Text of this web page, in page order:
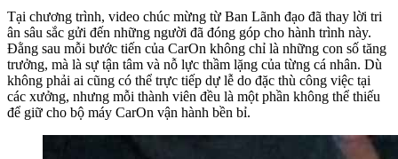
Tại chương trình, video chúc mừng từ Ban Lãnh đạo đã thay lời tri
ân sâu sắc gửi đến những người đã đóng góp cho hành trình này.
Đằng sau mỗi bước tiến của CarOn không chỉ là những con số tăng
trưởng, mà là sự tận tâm và nỗ lực thầm lặng của từng cá nhân. Dù
không phải ai cũng có thể trực tiếp dự lễ do đặc thù công việc tại
các xưởng, nhưng mỗi thành viên đều là một phần không thể thiếu
để giữ cho bộ máy CarOn vận hành bền bỉ.